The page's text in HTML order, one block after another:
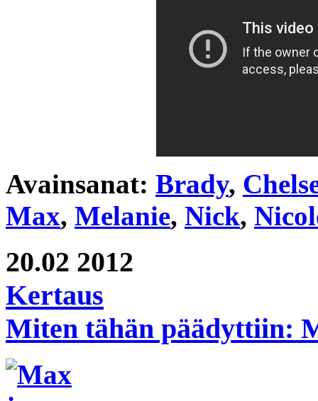
Avainsanat: Brady,
Max, Melanie, Nick,
20.02 2012
Kertaus
Miten tähän päädyttiin: